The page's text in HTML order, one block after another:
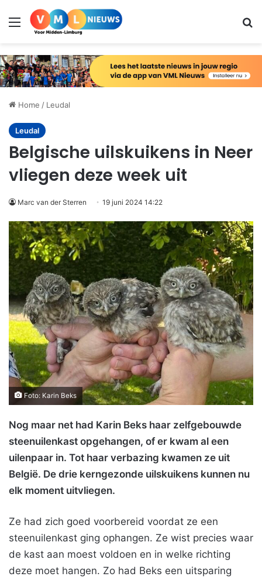
Menu
Home / Leudal
Leudal
Belgische uilskuikens in Neer
vliegen deze week uit
Marc van der Sterren 19 juni 2024 14:22
Foto: Karin Beks
Nog maar net had Karin Beks haar zelfgebouwde
steenuilenkast opgehangen, of er kwam al een
uilenpaar in. Tot haar verbazing kwamen ze uit
België. De drie kerngezonde uilskuikens kunnen nu
elk moment uitvliegen.
Ze had zich goed voorbereid voordat ze een
steenuilenkast ging ophangen. Ze wist precies waar
de kast aan moest voldoen en in welke richting
deze moet hangen. Zo had Beks een uitsparing